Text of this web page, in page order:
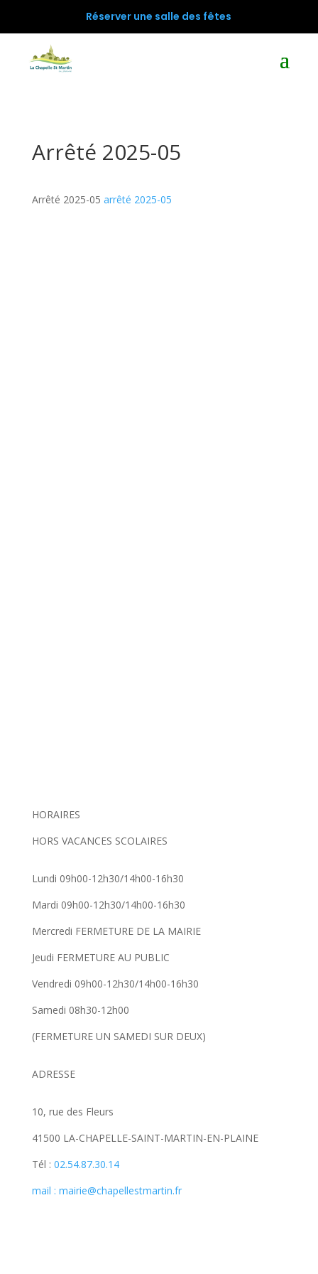
Réserver une salle des fêtes
Arrêté 2025-05
Arrêté 2025-05 arrêté 2025-05
HORAIRES
HORS VACANCES SCOLAIRES
Lundi 09h00-12h30/14h00-16h30
Mardi 09h00-12h30/14h00-16h30
Mercredi FERMETURE DE LA MAIRIE
Jeudi FERMETURE AU PUBLIC
Vendredi 09h00-12h30/14h00-16h30
Samedi 08h30-12h00
(FERMETURE UN SAMEDI SUR DEUX)
ADRESSE
10, rue des Fleurs
41500 LA-CHAPELLE-SAINT-MARTIN-EN-PLAINE
Tél : 02.54.87.30.14
mail : mairie@chapellestmartin.fr